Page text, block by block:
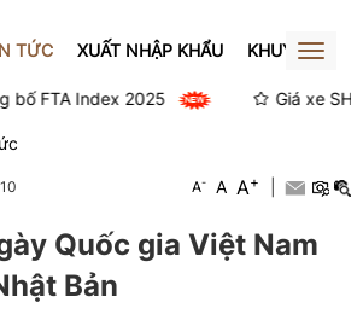
TỨC XUẤT NHẬP KHẨU KHUYẾNToggle
Index 2025
Giá xe SH mode
A- A A+
Quốc gia Việt Nam
Bản